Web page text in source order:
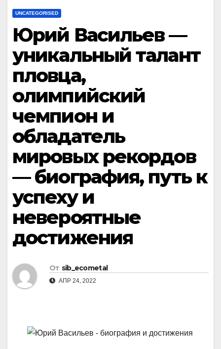
UNCATEGORISED
Юрий Васильев —
уникальный талант
пловца,
олимпийский
чемпион и
обладатель
мировых рекордов
— биография, путь к
успеху и
невероятные
достижения
От sib_ecometal
АПР 24, 2022